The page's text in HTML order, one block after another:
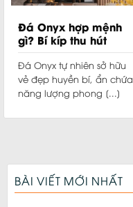
Đá Onyx hợp mệnh
gì? Bí kíp thu hút
vượng khí cho gia
chủ
Đá Onyx tự nhiên sở hữu
vẻ đẹp huyền bí, ẩn chứa
năng lượng phong [...]
BÀI VIẾT MỚI NHẤT